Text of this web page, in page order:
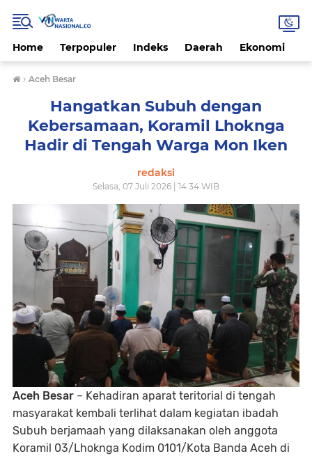
Home Terpopuler Indeks Daerah Ekonomi
› Aceh Besar
Hangatkan Subuh dengan
Kebersamaan, Koramil Lhoknga
Hadir di Tengah Warga Mon Iken
redaksi
Selasa, 07 Juli 2026 | 14.34 WIB
Aceh Besar – Kehadiran aparat teritorial di tengah
masyarakat kembali terlihat dalam kegiatan ibadah
Subuh berjamaah yang dilaksanakan oleh anggota
Koramil 03/Lhoknga Kodim 0101/Kota Banda Aceh di